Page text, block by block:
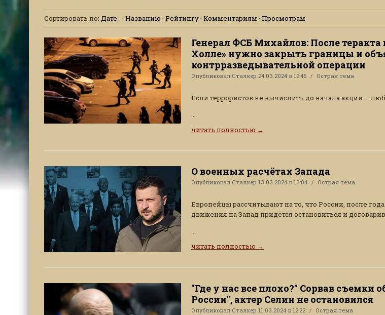
Сортировать по: Дате · Названию · Рейтингу· Комментариям · Просмотрам
Генерал ФСБ Михайлов: После теракта
Холле» нужно закрыть границы и
контрразведывательной операции
Опубликовал Сталкер 24.03.2024 в 12:46 Острая тема
Если террористов не вычислить до начала акции —
читать полностью →
О военных расчётах Запада
Опубликовал Сталкер 13.03.2024 в 13:04 Острая тема
Европейцы рассчитывают на то, что России, после
движения на Запад придётся остановиться и
читать полностью →
"Где у нас все плохо?" Сорвав съемки
России", актер Селин не остановился
Опубликовал Сталкер 11.03.2024 в 12:22 Острая тема